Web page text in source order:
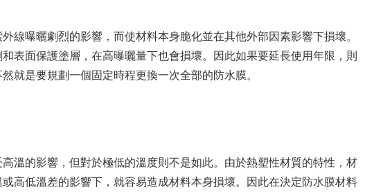
線曝曬劇烈的影響，而使材料本身脆化並在其他外部因素影響下損壞。
表面保護塗層，在高曝曬量下也會損壞。因此如果要延長使用年限，則
就是要規劃一個固定時程更換一次全部的防水膜。
溫的影響，但對於極低的溫度則不是如此。由於熱塑性材質的特性，材
高低溫差的影響下，就容易造成材料本身損壞。因此在決定防水膜材料